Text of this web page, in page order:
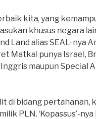
kita, yang
khusus negara
Land alias SEAL-nya
Matkal punya Israel,
maupun Special
di bidang pertahanan,
PLN. ‘Kopassus’-